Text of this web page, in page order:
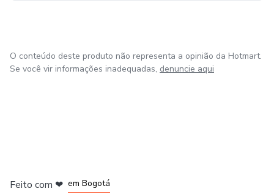
O conteúdo deste produto não representa a opinião da Hotmart.
Se você vir informações inadequadas, denuncie aqui
Feito com ❤ em Bogotá